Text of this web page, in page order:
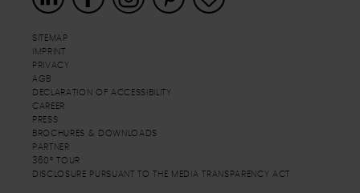
SITEMAP
IMPRINT
PRIVACY
AGB
DECLARATION OF ACCESSIBILITY
CAREER
PRESS
BROCHURES & DOWNLOADS
PARTNER
360° TOUR
DISCLOSURE PURSUANT TO THE MEDIA TRANSPARENCY ACT